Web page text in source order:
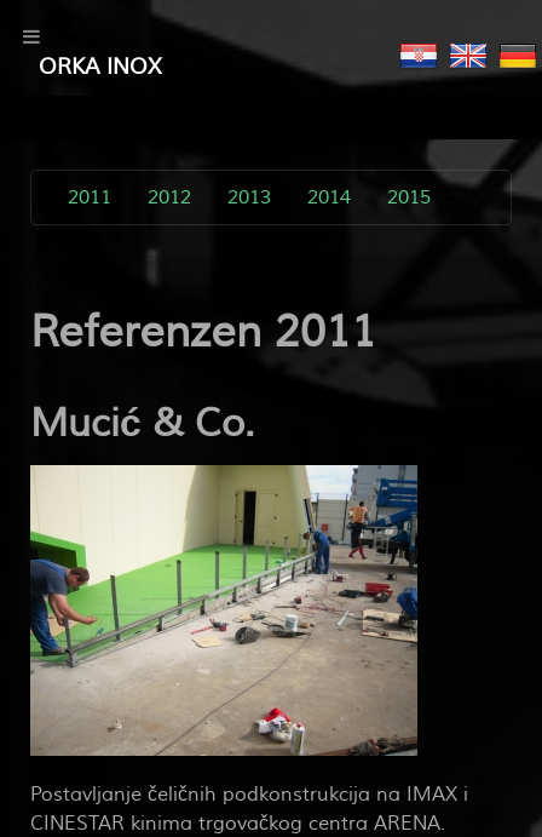
ORKA INOX
2011 2012 2013 2014 2015
Referenzen 2011
Mucić & Co.
Postavljanje čeličnih podkonstrukcija na IMAX i
CINESTAR kinima trgovačkog centra ARENA.